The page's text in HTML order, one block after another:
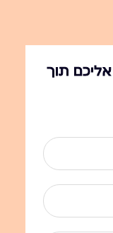
אליכם תוך